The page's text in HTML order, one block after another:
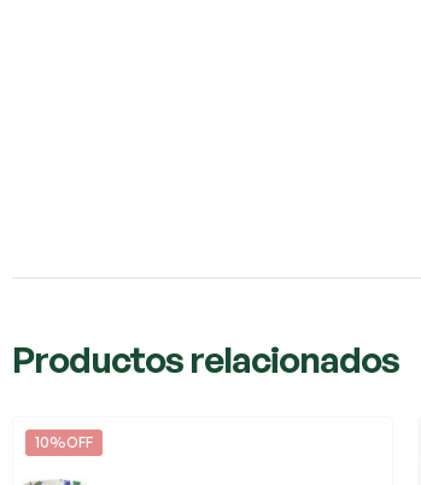
Productos relacionados
10%OFF